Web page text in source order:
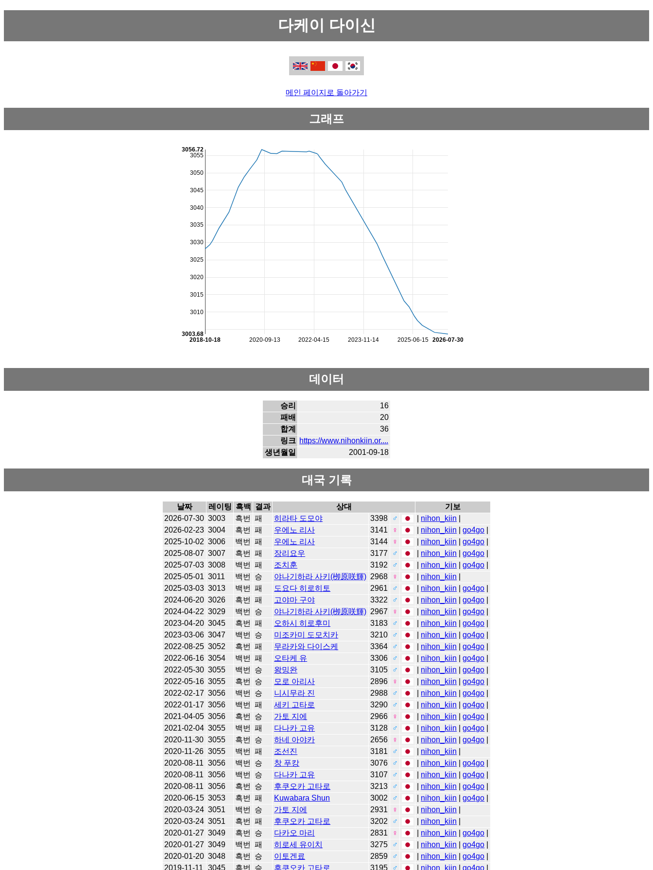
다케이 다이신
메인 페이지로 돌아가기
그래프
2020-09-13 2022-04-15 2023-11-14 2025-06-15
2018-10-18 2026-07-30
3010
3015
3020
3025
3030
3035
3040
3045
3050
3055
3003.68
3056.72
데이터
승리
16
패배
20
합계
36
링크 https://www.nihonkiin.or....
생년월일
2001-09-18
대국 기록
날짜 레이팅 흑백 결과 상대
기보
2026-07-30 3003 흑번 패 히라타 도모야 3398 ♂ nihon_kiin
2026-02-23 3004 흑번 패 우에노 리사 3141 ♀ nihon_kiin |go4go
2025-10-02 3006 백번 패 우에노 리사 3144 ♀ nihon_kiin |go4go
2025-08-07 3007 흑번 패 장리요우 3177 ♂ nihon_kiin |go4go
2025-07-03 3008 백번 패 조치훈 3192 ♂ nihon_kiin |go4go
2025-05-01 3011 백번 승 야나기하라 사키(栁原咲輝) 2968 ♀ nihon_kiin
2025-03-03 3013 백번 패 도요다 히로히토 2961 ♂ nihon_kiin |go4go
2024-06-20 3026 흑번 패 고야마 구야 3322 ♂ nihon_kiin |go4go
2024-04-22 3029 백번 승 야나기하라 사키(栁原咲輝) 2967 ♀ nihon_kiin |go4go
2023-04-20 3045 흑번 패 오하시 히로후미 3183 ♂ nihon_kiin |go4go
2023-03-06 3047 백번 승 미조카미 도모치카 3210 ♂ nihon_kiin |go4go
2022-08-25 3052 흑번 패 무라카와 다이스케 3364 ♂ nihon_kiin |go4go
2022-06-16 3054 백번 패 오타케 유 3306 ♂ nihon_kiin |go4go
2022-05-30 3055 백번 승 왕밍완 3105 ♂ nihon_kiin |go4go
2022-05-16 3055 흑번 승 모로 아리사 2896 ♀ nihon_kiin |go4go
2022-02-17 3056 백번 승 니시무라 진 2988 ♂ nihon_kiin |go4go
2022-01-17 3056 백번 패 세키 고타로 3290 ♂ nihon_kiin |go4go
2021-04-05 3056 흑번 승 가토 지에 2966 ♀ nihon_kiin |go4go
2021-02-04 3055 백번 패 다나카 고유 3128 ♂ nihon_kiin |go4go
2020-11-30 3055 흑번 승 하네 아야카 2656 ♀ nihon_kiin |go4go
2020-11-26 3055 백번 패 조선진 3181 ♂ nihon_kiin
2020-08-11 3056 백번 승 창 푸캉 3076 ♂ nihon_kiin |go4go
2020-08-11 3056 백번 승 다나카 고유 3107 ♂ nihon_kiin |go4go
2020-08-11 3056 흑번 승 후쿠오카 고타로 3213 ♂ nihon_kiin |go4go
2020-06-15 3053 흑번 패 Kuwabara Shun 3002 ♂ nihon_kiin |go4go
2020-03-24 3051 백번 승 가토 지에 2931 ♀ nihon_kiin
2020-03-24 3051 흑번 패 후쿠오카 고타로 3202 ♂ nihon_kiin
2020-01-27 3049 흑번 승 다카오 마리 2831 ♀ nihon_kiin |go4go
2020-01-27 3049 백번 패 히로세 유이치 3275 ♂ nihon_kiin |go4go
2020-01-20 3048 흑번 승 이토겐료 2859 ♂ nihon_kiin |go4go
2019-11-11
3045 흑번 승 후쿠오카 고타로 3195 ♂ nihon_kiin |go4go